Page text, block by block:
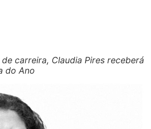
carreira, Claudia Pires receberá
do Ano